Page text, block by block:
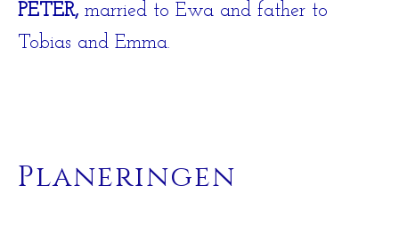
PETER, married to Ewa and father to
Tobias and Emma.
Planeringen